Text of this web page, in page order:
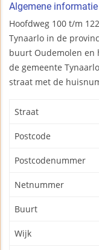
Algemene
Hoofdweg 100 t/m
Tynaarlo in de
buurt Oudemolen en
de gemeente
straat met de
Straat
Postcode
Postcodenummer
Netnummer
Buurt
Wijk